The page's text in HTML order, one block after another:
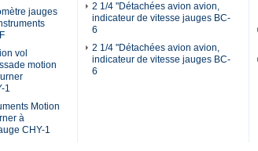
jauges
vol
motion
1
Motion
à
CHY-1
2 1/4 "Détachées avion avion,
indicateur de vitesse jauges BC-
6
2 1/4 "Détachées avion avion,
indicateur de vitesse jauges BC-
6